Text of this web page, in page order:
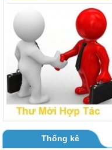
BOARD MÁY GIẶT TOSHIBA AW
B1000 - B1100GV
Thống kê